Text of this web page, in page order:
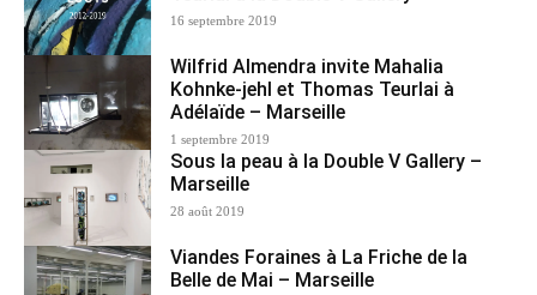
16 septembre 2019
Wilfrid Almendra invite Mahalia
Kohnke-jehl et Thomas Teurlai à
Adélaïde – Marseille
1 septembre 2019
Sous la peau à la Double V Gallery –
Marseille
28 août 2019
Viandes Foraines à La Friche de la
Belle de Mai – Marseille